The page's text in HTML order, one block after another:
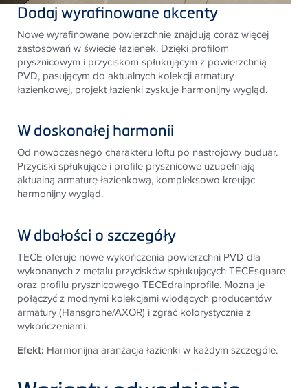
Dodaj wyrafinowane akcenty
Nowe wyrafinowane powierzchnie znajdują coraz więcej
zastosowań w świecie łazienek. Dzięki profilom
prysznicowym i przyciskom spłukującym z powierzchnią
PVD, pasującym do aktualnych kolekcji armatury
łazienkowej, projekt łazienki zyskuje harmonijny wygląd.
W doskonałej harmonii
Od nowoczesnego charakteru loftu po nastrojowy buduar.
Przyciski spłukujące i profile prysznicowe uzupełniają
aktualną armaturę łazienkową, kompleksowo kreując
harmonijny wygląd.
W dbałości o szczegóły
TECE oferuje nowe wykończenia powierzchni PVD dla
wykonanych z metalu przycisków spłukującychTECEsquare
oraz profilu prysznicowego TECEdrainprofile. Można je
połączyć z modnymi kolekcjami wiodących producentów
armatury (Hansgrohe/AXOR) i zgrać kolorystycznie z
wykończeniami.
Efekt: Harmonijna aranżacja łazienki w każdym szczególe.